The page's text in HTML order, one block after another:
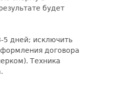
будет
5 дней; исключить
договора
Техника